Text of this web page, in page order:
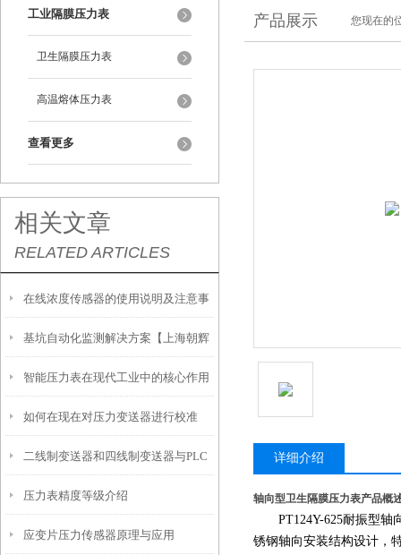
工业隔膜压力表
卫生隔膜压力表
高温熔体压力表
查看更多
相关文章
RELATED ARTICLES
在线浓度传感器的使用说明及注意事
项
基坑自动化监测解决方案【上海朝辉
液压式水准仪】
智能压力表在现代工业中的核心作用
如何在现在对压力变送器进行校准
二线制变送器和四线制变送器与PLC
的连接方法指南
压力表精度等级介绍
应变片压力传感器原理与应用
产品展示 您现在的
详细介绍
轴向型卫生隔膜压力表产品概
PT124Y-625耐振型轴
锈钢轴向安装结构设计，